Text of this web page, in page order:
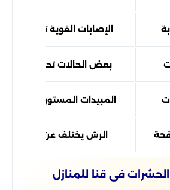
الإصابات القوية تحتاج
بعض الحالات تحتاج متابعة
المبيدات المستوردة قد
الرش يختلف عن البخار أو
فى قنا للمنازل